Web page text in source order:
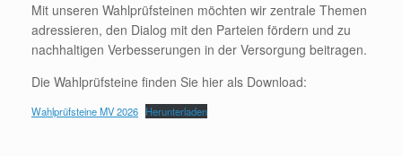
Mit unseren Wahlprüfsteinen möchten wir zentrale Themen
adressieren, den Dialog mit den Parteien fördern und zu
nachhaltigen Verbesserungen in der Versorgung beitragen.
Die Wahlprüfsteine finden Sie hier als Download:
Wahlprüfsteine MV 2026 Herunterladen